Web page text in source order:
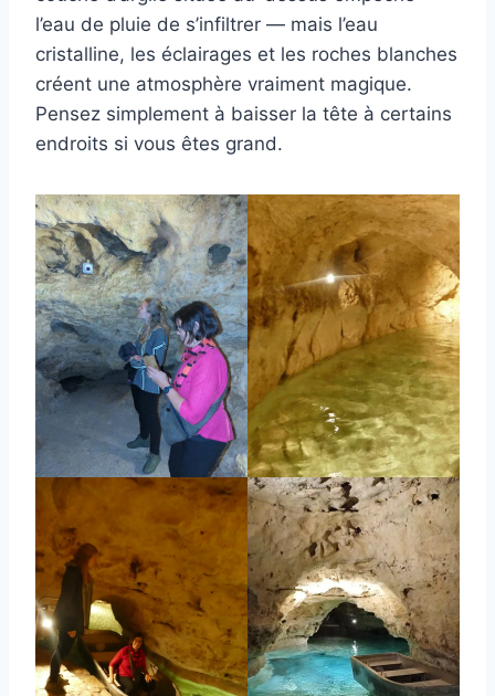
l’eau de pluie de s’infiltrer — mais l’eau
cristalline, les éclairages et les roches blanches
créent une atmosphère vraiment magique.
Pensez simplement à baisser la tête à certains
endroits si vous êtes grand.